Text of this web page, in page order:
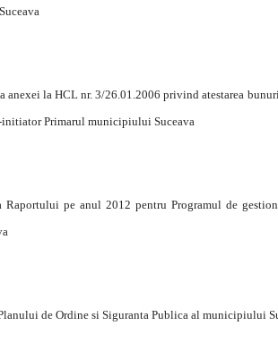
anexei la HCL nr. 3/26.01.2006 privind atestarea
Primarul municipiului Suceava
Raportului pe anul 2012 pentru Programul de
de Ordine si Siguranta Publica al municipiului